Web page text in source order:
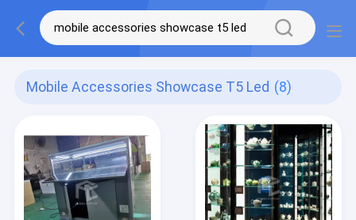
Mobile Accessories Showcase T5 Led (8)